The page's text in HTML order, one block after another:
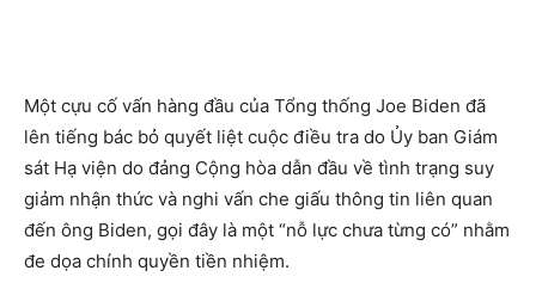
Một cựu cố vấn hàng đầu của Tổng thống Joe Biden đã
lên tiếng bác bỏ quyết liệt cuộc điều tra do Ủy ban Giám
sát Hạ viện do đảng Cộng hòa dẫn đầu về tình trạng suy
giảm nhận thức và nghi vấn che giấu thông tin liên quan
đến ông Biden, gọi đây là một “nỗ lực chưa từng có” nhằm
đe dọa chính quyền tiền nhiệm.